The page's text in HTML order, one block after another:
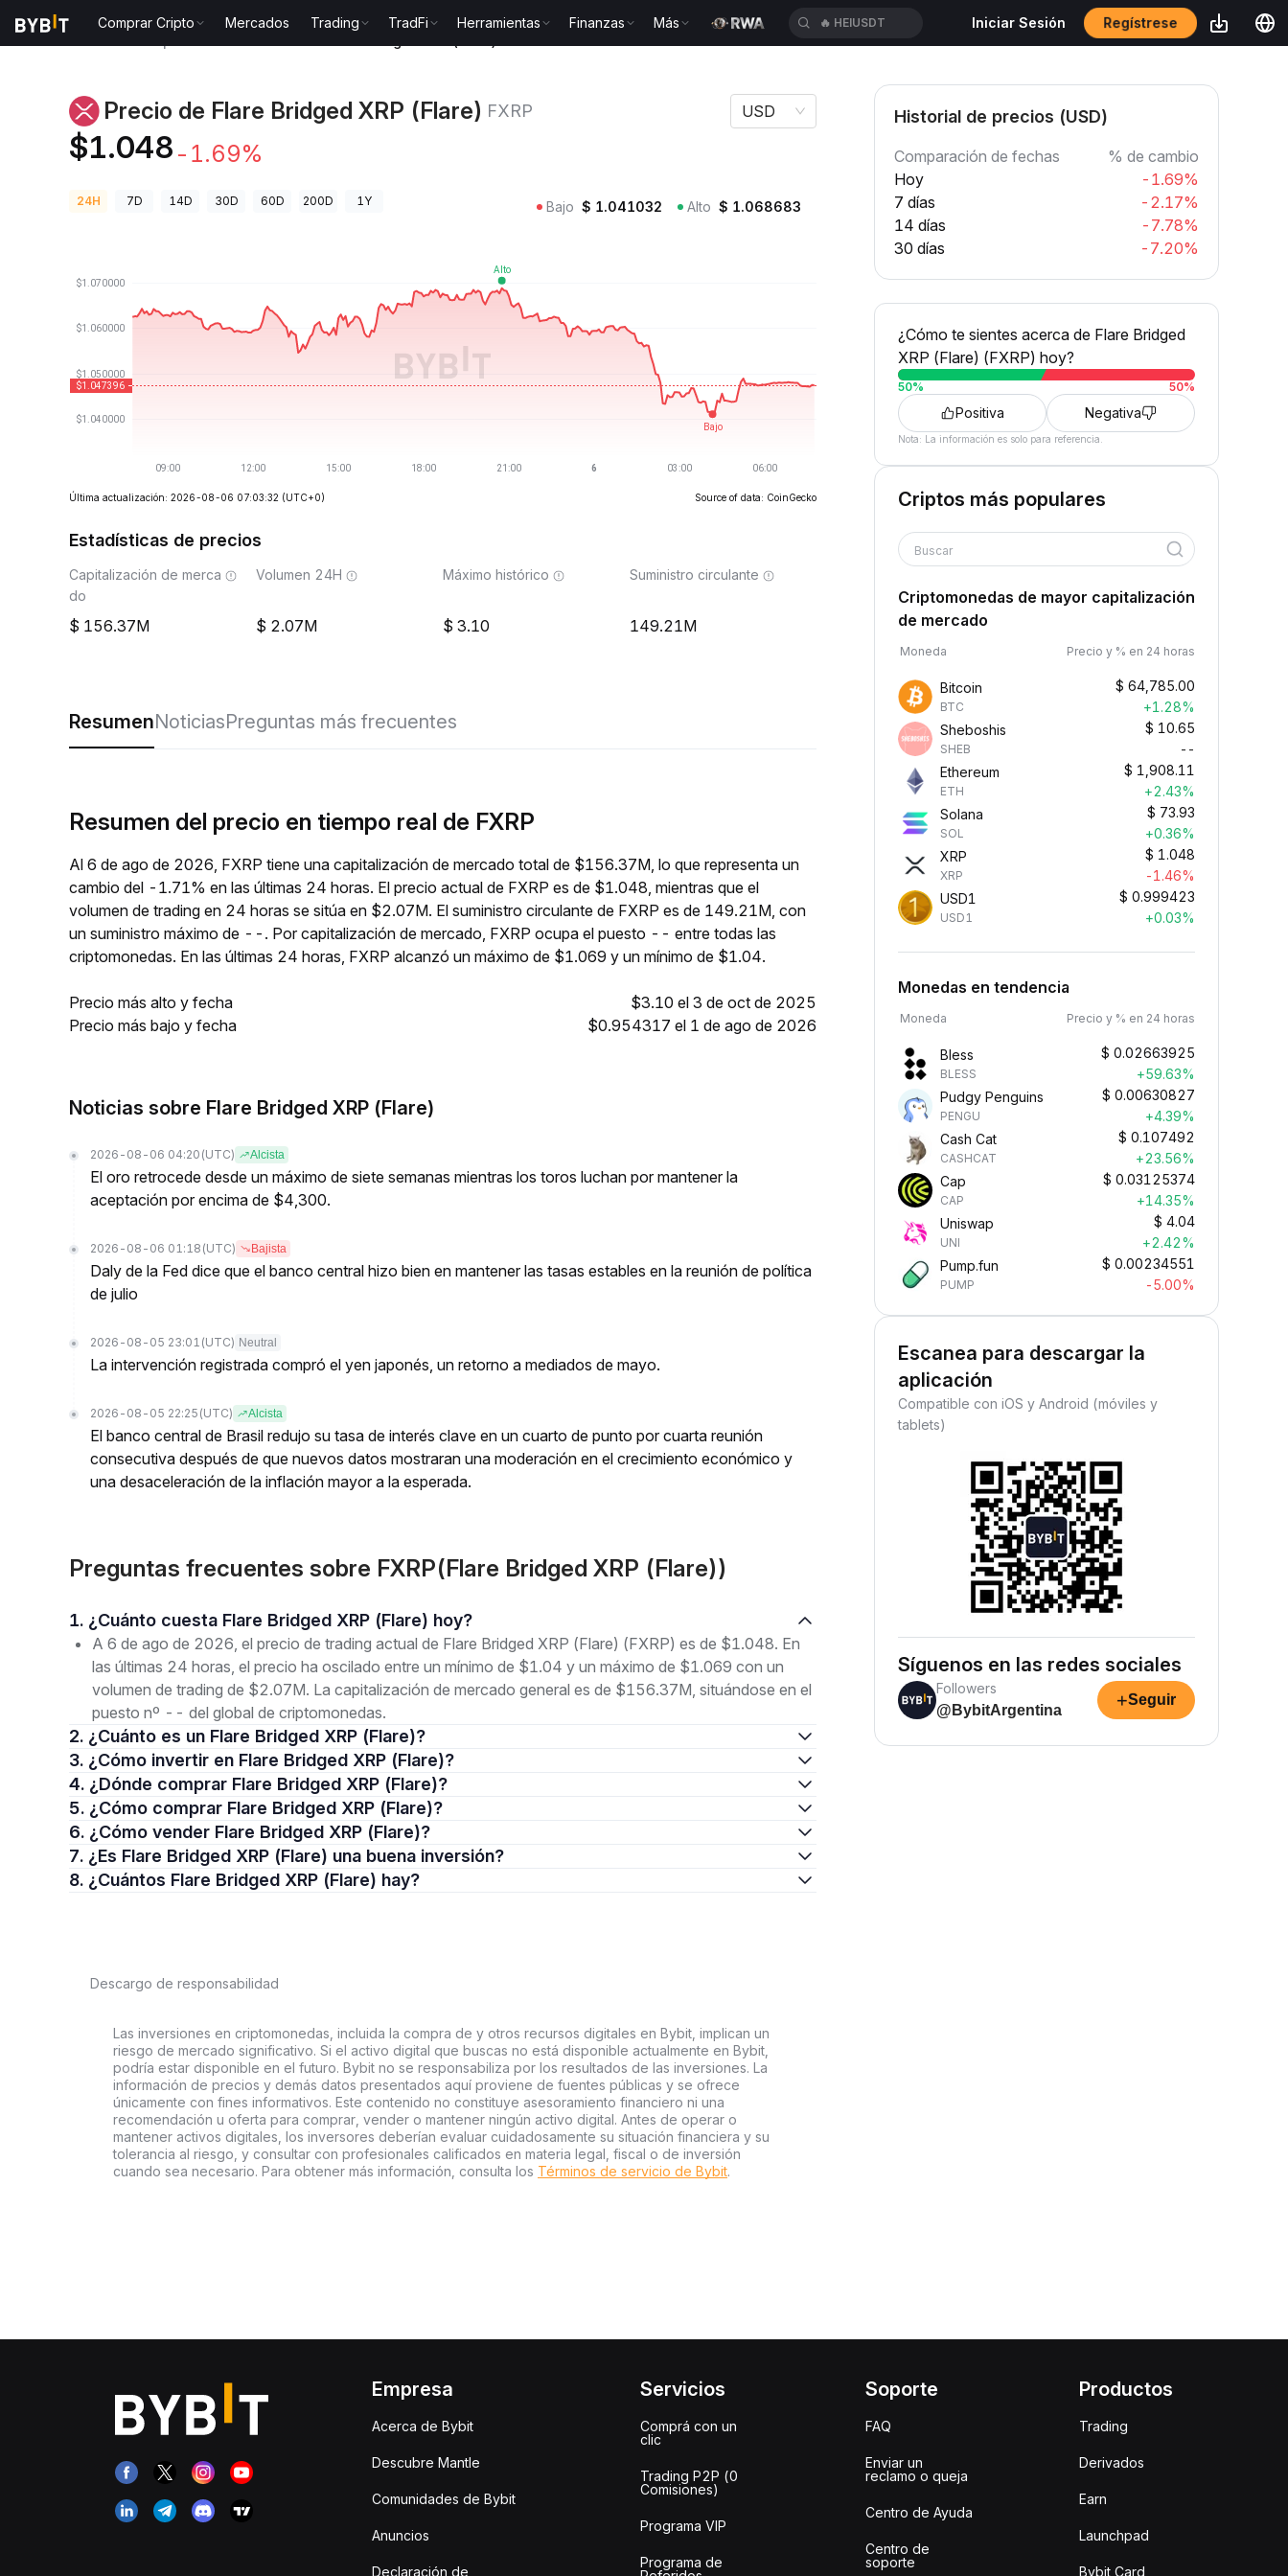
Comprar Cripto Mercados Trading TradFi Herramientas Finanzas Más 🔥 HEIUSDT Iniciar Sesión Regístrese
Precio de Flare Bridged XRP (Flare) FXRP
$1.048 -1.69%
USD
24H 7D 14D 30D 60D 200D 1Y Bajo $ 1.041032 Alto $ 1.068683
Última actualización: 2026-08-06 07:03:32 (UTC+0) Source of data: CoinGecko
Estadísticas de precios
Capitalización de merca
do
156.37M
Volumen 24H
2.07M
Máximo histórico
3.10
Suministro circulante
149.21M
ResumenNoticiasPreguntas más frecuentes
Resumen del precio en tiempo real de FXRP
Al 6 de ago de 2026, FXRP tiene una capitalización de mercado total de $156.37M, lo que representa un
cambio del -1.71% en las últimas 24 horas. El precio actual de FXRP es de $1.048, mientras que el
volumen de trading en 24 horas se sitúa en $2.07M. El suministro circulante de FXRP es de 149.21M, con
un suministro máximo de --. Por capitalización de mercado, FXRP ocupa el puesto -- entre todas las
criptomonedas. En las últimas 24 horas, FXRP alcanzó un máximo de $1.069 y un mínimo de $1.04.
Precio más alto y fecha
$3.10 el 3 de oct de 2025
Precio más bajo y fecha
$0.954317 el 1 de ago de 2026
Noticias sobre Flare Bridged XRP (Flare)
2026-08-06 04:20 (UTC) Alcista
El oro retrocede desde un máximo de siete semanas mientras los toros luchan por mantener la
aceptación por encima de $4,300.
2026-08-06 01:18 (UTC) Bajista
Daly de la Fed dice que el banco central hizo bien en mantener las tasas estables en la reunión de política
de julio
2026-08-05 23:01 (UTC) Neutral
La intervención registrada compró el yen japonés, un retorno a mediados de mayo.
2026-08-05 22:25 (UTC) Alcista
El banco central de Brasil redujo su tasa de interés clave en un cuarto de punto por cuarta reunión
consecutiva después de que nuevos datos mostraran una moderación en el crecimiento económico y
una desaceleración de la inflación mayor a la esperada.
Preguntas frecuentes sobre FXRP(Flare Bridged XRP (Flare))
1. ¿Cuánto cuesta Flare Bridged XRP (Flare) hoy?
A 6 de ago de 2026, el precio de trading actual de Flare Bridged XRP (Flare) (FXRP) es de $1.048. En
las últimas 24 horas, el precio ha oscilado entre un mínimo de $1.04 y un máximo de $1.069 con un
volumen de trading de $2.07M. La capitalización de mercado general es de $156.37M, situándose en el
puesto nº -- del global de criptomonedas.
2. ¿Cuánto es un Flare Bridged XRP (Flare)?
3. ¿Cómo invertir en Flare Bridged XRP (Flare)?
4. ¿Dónde comprar Flare Bridged XRP (Flare)?
5. ¿Cómo comprar Flare Bridged XRP (Flare)?
6. ¿Cómo vender Flare Bridged XRP (Flare)?
7. ¿Es Flare Bridged XRP (Flare) una buena inversión?
8. ¿Cuántos Flare Bridged XRP (Flare) hay?
Descargo de responsabilidad
Las inversiones en criptomonedas, incluida la compra de y otros recursos digitales en Bybit, implican un
riesgo de mercado significativo. Si el activo digital que buscas no está disponible actualmente en Bybit,
podría estar disponible en el futuro. Bybit no se responsabiliza por los resultados de las inversiones. La
información de precios y demás datos presentados aquí proviene de fuentes públicas y se ofrece
únicamente con fines informativos. Este contenido no constituye asesoramiento financiero ni una
recomendación u oferta para comprar, vender o mantener ningún activo digital. Antes de operar o
mantener activos digitales, los inversores deberían evaluar cuidadosamente su situación financiera y su
tolerancia al riesgo, y consultar con profesionales calificados en materia legal, fiscal o de inversión
cuando sea necesario. Para obtener más información, consulta los Términos de servicio de Bybit.
Historial de precios (USD)
Comparación de fechas
% de cambio
Hoy
-1.69%
7 días
-2.17%
14 días
-7.78%
30 días
-7.20%
¿Cómo te sientes acerca de Flare Bridged
XRP (Flare) (FXRP) hoy?
50% 50%
Positiva Negativa
Nota: La información es solo para referencia.
Criptos más populares
Buscar
Criptomonedas de mayor capitalización
de mercado
Moneda Precio y % en 24 horas
Bitcoin
BTC
$ 64,785.00
+1.28%
Sheboshis
SHEB
$ 10.65
--
Ethereum
ETH
$ 1,908.11
+2.43%
Solana
SOL
$ 73.93
+0.36%
XRP
XRP
$ 1.048
-1.46%
USD1
USD1
$ 0.999423
+0.03%
Monedas en tendencia
Moneda Precio y % en 24 horas
Bless
BLESS
$ 0.02663925
+59.63%
Pudgy Penguins
PENGU
$ 0.00630827
+4.39%
Cash Cat
CASHCAT
$ 0.107492
+23.56%
Cap
CAP
$ 0.03125374
+14.35%
Uniswap
UNI
$ 4.04
+2.42%
Pump.fun
PUMP
$ 0.00234551
-5.00%
Escanea para descargar la
aplicación
Compatible con iOS y Android (móviles y
tablets)
Síguenos en las redes sociales
Followers
@BybitArgentina
+Seguir
Empresa
Acerca de Bybit
Descubre Mantle
Comunidades de Bybit
Anuncios
Declaración de
Servicios
Comprá con un
clic
Trading P2P (0
Comisiones)
Programa VIP
Programa de
Soporte
FAQ
Enviar un
reclamo o queja
Centro de Ayuda
Centro de
soporte
Productos
Trading
Derivados
Earn
Launchpad
Bybit Card